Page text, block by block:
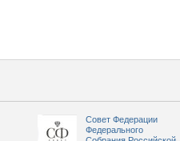
Совет Федерации
Федерального